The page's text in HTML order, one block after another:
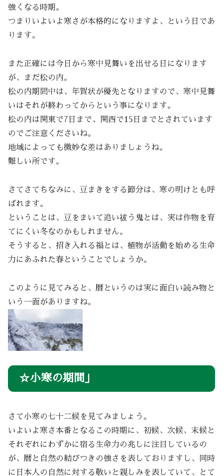
強くなる時期。
つまりいよいよ寒さが本格的になりますよ、という日であ
ります。
また正確には今日から寒中見舞いを出せる日になります
が、まだ松の内。
松の内期間中は、年賀状が優先となりますので、寒中見舞
いはそれが終わってからという事になります。
松の内は関東で7日まで、関西で15日までとされています
のでご注意くださいね。
地域によっても微妙な差はありましょうね。
難しい所です。
さてさてちなみに、豆まきをする節分は、寒の明けとも呼
ばれます。
ということは、豆をまいて追い祓う鬼とは、実は作物を育
てにくい冬なのかもしれません。
そうすると、招き入れる福とは、植物が活動を始める生命
力にあふれた春ということでしょうか。
このように見てみると、暦というのは実に面白い読み物と
いう一面がありますね。
☆小寒の期間」
さて小寒の七十二候を見てみましょう。
いよいよ寒さ本番となるこの時期に、初候、次候、末候と
それぞれにわずかに宿る生命力の兆しに注目しているの
が、暦と自然の結びつきの強さを表しておりますし、同時
に日本人の自然に対する敬いと親しみを表していて、とて